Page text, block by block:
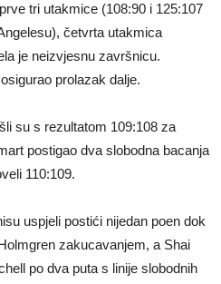
tri utakmice (108:90 i 125:107
četvrta utakmica
je neizvjesnu završnicu.
prolazak dalje.
su s rezultatom 109:108 za
postigao dva slobodna bacanja
110:109.
uspjeli postići nijedan poen dok
zakucavanjem, a Shai
po dva puta s linije slobodnih